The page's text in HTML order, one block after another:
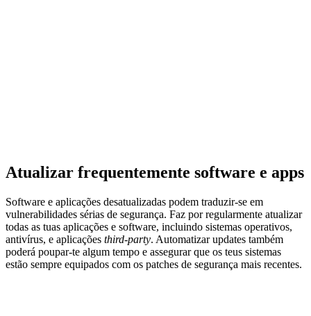
Atualizar frequentemente software e apps
Software e aplicações desatualizadas podem traduzir-se em
vulnerabilidades sérias de segurança. Faz por regularmente atualizar
todas as tuas aplicações e software, incluindo sistemas operativos,
antivírus, e aplicações third-party. Automatizar updates também
poderá poupar-te algum tempo e assegurar que os teus sistemas
estão sempre equipados com os patches de segurança mais recentes.